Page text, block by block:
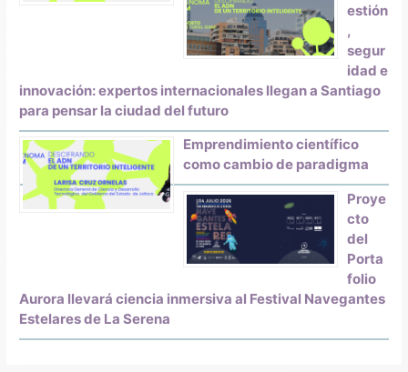
estión
,
segur
idad e
innovación: expertos internacionales llegan a Santiago
para pensar la ciudad del futuro
Emprendimiento científico
como cambio de paradigma
Proye
cto
del
Porta
folio
Aurora llevará ciencia inmersiva al Festival Navegantes
Estelares de La Serena